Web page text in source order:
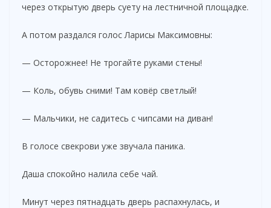
через открытую дверь суету на лестничной площадке.
А потом раздался голос Ларисы Максимовны:
— Осторожнее! Не трогайте руками стены!
— Коль, обувь сними! Там ковёр светлый!
— Мальчики, не садитесь с чипсами на диван!
В голосе свекрови уже звучала паника.
Даша спокойно налила себе чай.
Минут через пятнадцать дверь распахнулась, и